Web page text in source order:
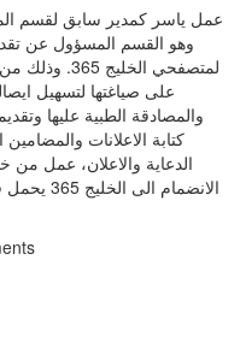
وهو القسم المسؤول عن
لمتصفحي
على صياغتها لتسهيل
كتابة الاعلانات
الدعاية والاعلان، عمل